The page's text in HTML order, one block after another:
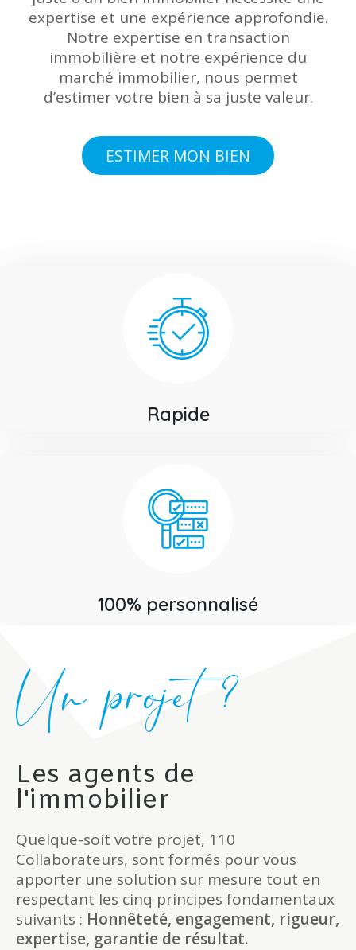
expertise et une expérience approfondie.
Notre expertise en transaction
immobilière et notre expérience du
marché immobilier, nous permet
d’estimer votre bien à sa juste valeur.
ESTIMER MON BIEN
Rapide
100% personnalisé
Un projet ?
Les agents de
l'immobilier
Quelque-soit votre projet, 110
Collaborateurs, sont formés pour vous
apporter une solution sur mesure tout en
respectant les cinq principes fondamentaux
suivants : Honnêteté, engagement, rigueur,
expertise, garantie de résultat.